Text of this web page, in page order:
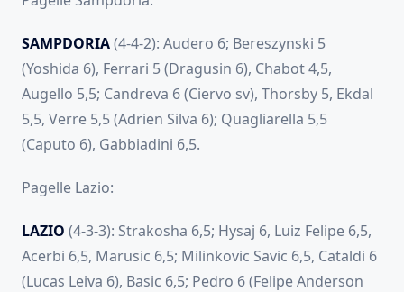
SAMPDORIA(4-4-2): Audero 6; Bereszynski 5
(Yoshida 6), Ferrari 5 (Dragusin 6), Chabot 4,5,
Augello 5,5; Candreva 6 (Ciervo sv), Thorsby 5, Ekdal
5,5, Verre 5,5 (Adrien Silva 6); Quagliarella 5,5
(Caputo 6), Gabbiadini 6,5.
Pagelle Lazio:
LAZIO (4-3-3): Strakosha 6,5; Hysaj 6, Luiz Felipe 6,5,
Acerbi 6,5, Marusic 6,5; Milinkovic Savic 6,5, Cataldi 6
(Lucas Leiva 6), Basic 6,5; Pedro 6 (Felipe Anderson